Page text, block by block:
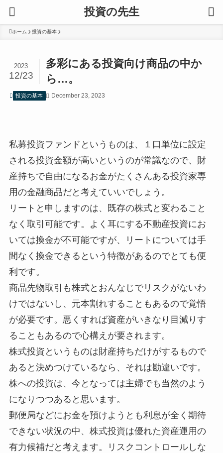
投資の先生
ホーム 投資の基本
多彩にある投資向け商品の中か
ら…。
2023
12/23
投資の基本 December 23, 2023
私募投資ファンドというものは、１口単位に設定
される投資金額が高いというのが常識なので、財
産持ちで自由になるお金がたくさんある投資家専
用の金融商品だと考えていいでしょう。
リートと申しますのは、既存の株式と変わること
なく取引可能です。よく耳にする不動産投資にお
いては換金が不可能ですが、リートについては手
間なく換金できるという特徴があるのでとても便
利です。
商品先物取引も株式とおんなじでリスクがないわ
けではないし、元本割れすることもあるので覚悟
が必要です。悪くすれば資産がいきなり目減りす
ることもあるので心構えが要されます。
株式投資というものは財産持ちだけがするもので
あると決めつけているなら、それは勘違いです。
株への投資は、今となっては主婦でも当然のよう
になりつつあると思います。
郵便局などにお金を預けようとも利息が全く期待
できない状況の中、株式投資は優れた資産運用の
有力候補だと考えます。リスクコントロールしな